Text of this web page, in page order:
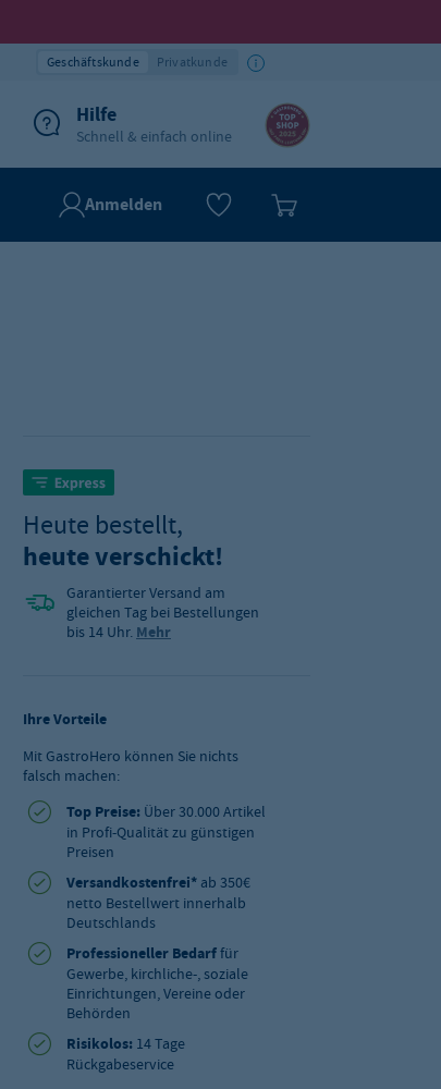
Geschäftskunde Privatkunde
Hilfe
Schnell & einfach online
Anmelden
Heute bestellt,
heute verschickt!
Garantierter Versand am
gleichen Tag bei Bestellungen
bis 14 Uhr. Mehr
Ihre Vorteile
Mit GastroHero können Sie nichts
falsch machen:
Top Preise: Über 30.000 Artikel
in Profi-Qualität zu günstigen
Preisen
Versandkostenfrei* ab 350€
netto Bestellwert innerhalb
Deutschlands
Professioneller Bedarffür
Gewerbe, kirchliche-, soziale
Einrichtungen, Vereine oder
Behörden
Risikolos: 14 Tage
Rückgabeservice